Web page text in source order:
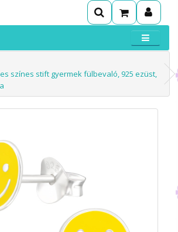
színes stift gyermek fülbevaló, 925 ezüst,